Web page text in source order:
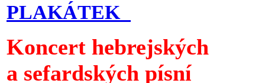
PLAKÁTEK
Koncert hebrejských
a sefardských písní